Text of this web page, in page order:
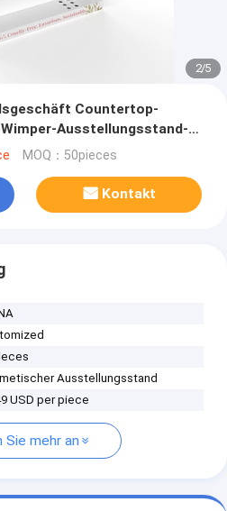
2/5
Countertop-
Ausstellungsstand-
MOQ：50pieces
Kontakt
Ausstellungsstand
USD per piece
Sie mehr an